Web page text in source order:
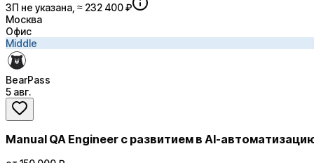
ЗП не указана, ≈ 232 400 ₽
Москва
Офис
Middle
BearPass
5 авг.
Manual QA Engineer с развитием в AI-